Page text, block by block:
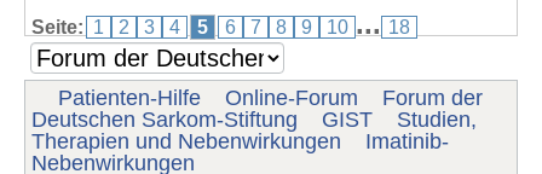
Seite: 1 2 3 4 5 6 7 8 9 10 ... 18
Patienten-Hilfe Online-Forum
Forum der
Deutschen Sarkom-Stiftung
GIST
Studien,
Therapien und Nebenwirkungen
Imatinib-
Nebenwirkungen